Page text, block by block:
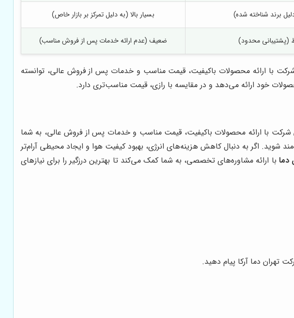
برند شناخته شده) بسیار بالا (به دلیل تمرکز بر بازار خاص)
(پشتیبانی محدود) ضعیف (عدم ارائه خدمات پس از فروش مناسب)
با ارائه محصولات باکیفیت، قیمت مناسب و خدمات پس از فروش عالی، توانسته
خود ارائه می‌دهد و در مقایسه با رازی، قیمت مناسب‌تری دارد.
شرکت با ارائه محصولات باکیفیت، قیمت مناسب و خدمات پس از فروش عالی، به شما
شوید. اگر به دنبال کاهش هزینه‌های انرژی، بهبود کیفیت هوا و ایجاد محیطی آرام‌تر
دما با ارائه مشاوره‌های تخصصی، به شما کمک می‌کند تا بهترین درزگیر را برای نیازهای
دما آرکا پیام دهید.